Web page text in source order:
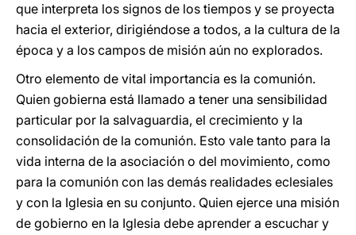
que interpreta los signos de los tiempos y se proyecta
hacia el exterior, dirigiéndose a todos, a la cultura de la
época y a los campos de misión aún no explorados.
Otro elemento de vital importancia es la comunión.
Quien gobierna está llamado a tener una sensibilidad
particular por la salvaguardia, el crecimiento y la
consolidación de la comunión. Esto vale tanto para la
vida interna de la asociación o del movimiento, como
para la comunión con las demás realidades eclesiales
y con la Iglesia en su conjunto. Quien ejerce una misión
de gobierno en la Iglesia debe aprender a escuchar y